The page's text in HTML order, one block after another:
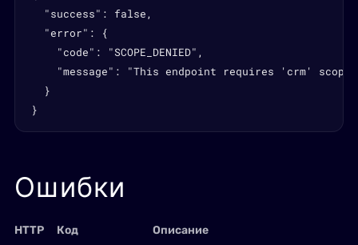
  "success": false,
  "error": {
    "code": "SCOPE_DENIED",
    "message": "This endpoint requires 'crm' scope"
  }
}
Ошибки
HTTP Код Описание